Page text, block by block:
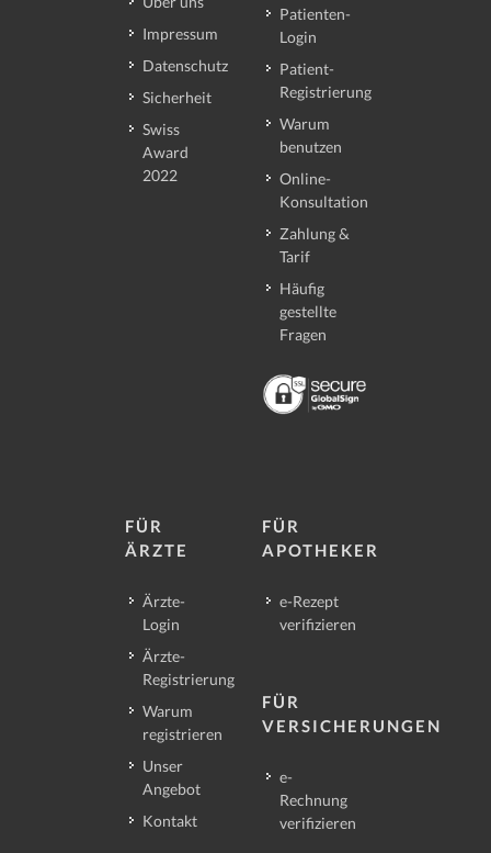
Impressum
Datenschutz
Sicherheit
Swiss
Award
2022
Patienten-
Login
Patient-
Registrierung
Warum
benutzen
Online-
Konsultation
Zahlung &
Tarif
Häufig
gestellte
Fragen
FÜR
ÄRZTE
Ärzte-
Login
Ärzte-
Registrierung
Warum
registrieren
Unser
Angebot
Kontakt
FÜR
APOTHEKER
e-Rezept
verifizieren
FÜR
VERSICHERUNGEN
e-
Rechnung
verifizieren